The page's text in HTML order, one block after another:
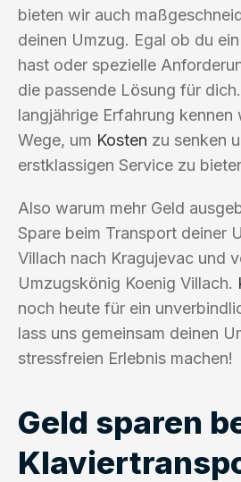
bieten wir auch
deinen Umzug. Egal ob du
hast oder spezielle
die passende Lösung für
langjährige Erfahrung kennen
Wege, um Kosten zu senken
erstklassigen Service zu
Also warum mehr Geld
Spare beim Transport deiner
Villach nach Kragujevac und
Umzugskönig Koenig Villach.
noch heute für ein
lass uns gemeinsam deinen
stressfreien Erlebnis machen!
Geld sparen